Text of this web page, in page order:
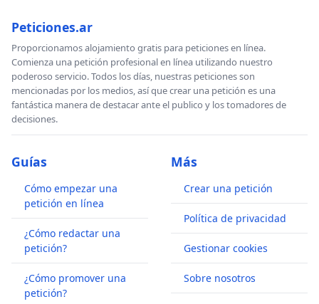
Peticiones.ar
Proporcionamos alojamiento gratis para peticiones en línea.
Comienza una petición profesional en línea utilizando nuestro
poderoso servicio. Todos los días, nuestras peticiones son
mencionadas por los medios, así que crear una petición es una
fantástica manera de destacar ante el publico y los tomadores de
decisiones.
Guías
Cómo empezar una
petición en línea
¿Cómo redactar una
petición?
¿Cómo promover una
petición?
Más
Crear una petición
Política de privacidad
Gestionar cookies
Sobre nosotros